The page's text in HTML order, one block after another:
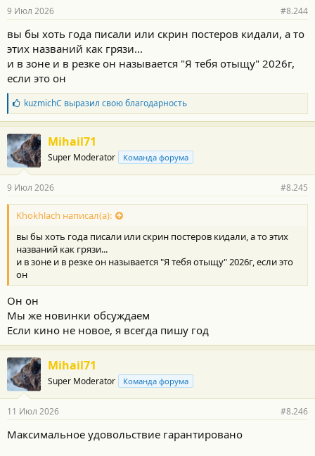
н
о
с
т
и
9 Июл 2026 #8.244
вы бы хоть года писали или скрин постеров кидали, а то
этих названий как грязи...
и в зоне и в резке он называется "Я тебя отыщу" 2026г,
если это он
Б
л
а
г
о
д
а
н
о
с
и
:
kuzmichC выразил свою благодарность
Mihail71
Super Moderator Команда форума
9 Июл 2026 #8.245
Khokhlach написал(а):
вы бы хоть года писали или скрин постеров кидали, а то этих
названий как грязи...
и в зоне и в резке он называется "Я тебя отыщу" 2026г, если это
он
Он он
Мы же новинки обсуждаем
Если кино не новое, я всегда пишу год
Mihail71
Super Moderator Команда форума
11 Июл 2026 #8.246
Максимальное удовольствие гарантировано